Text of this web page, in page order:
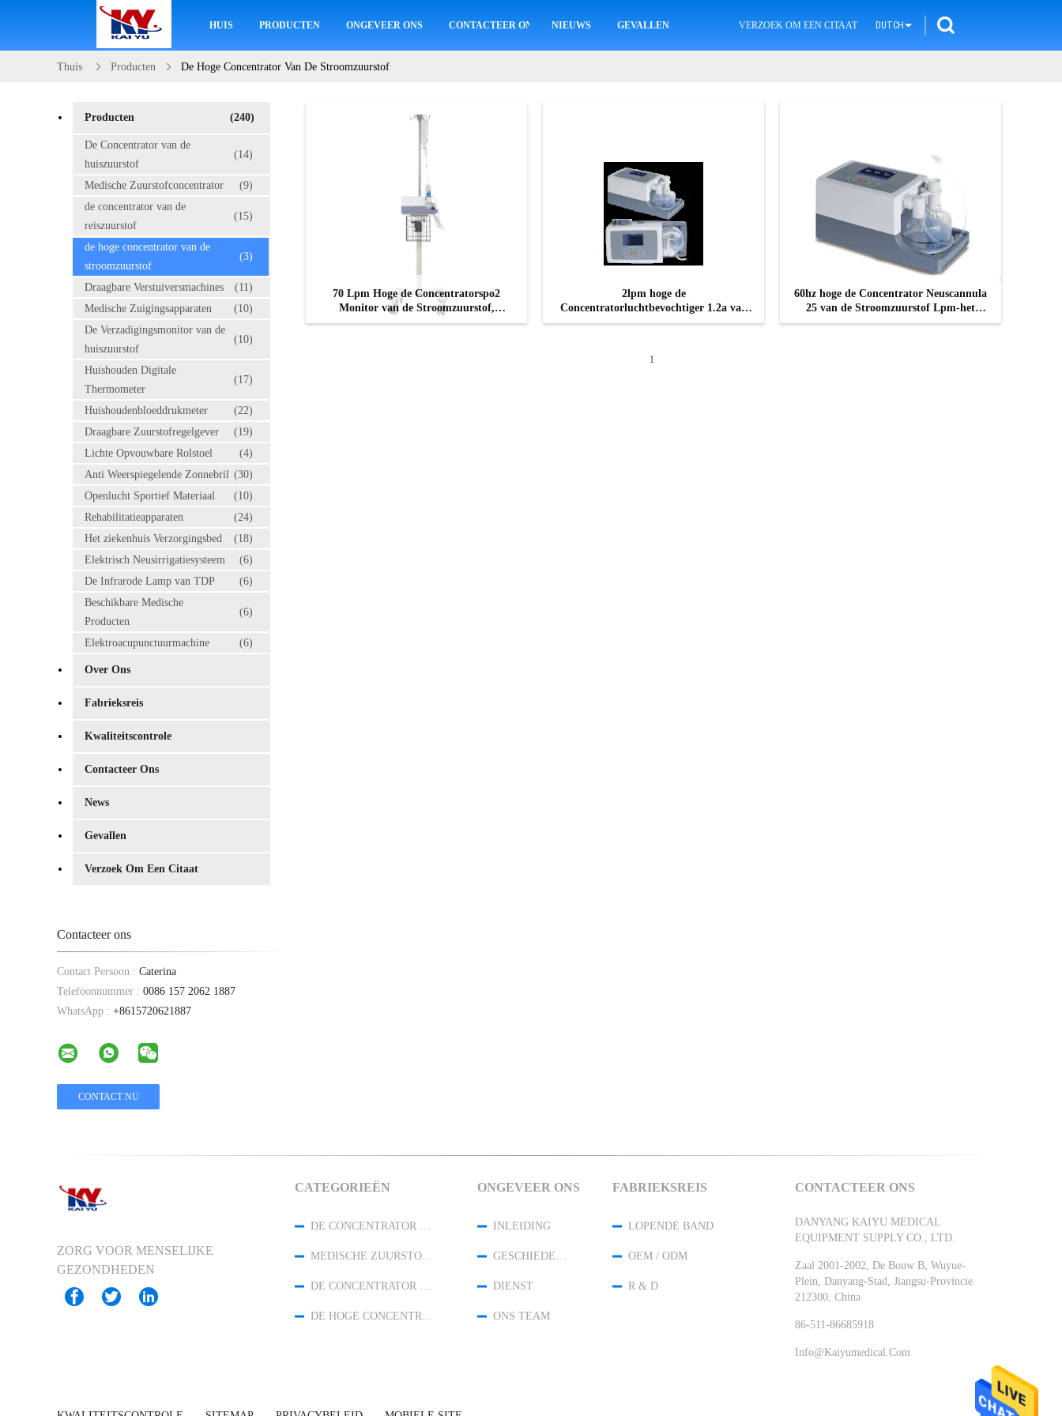
HUIS PRODUCTEN ONGEVEER ONS CONTACTEER ONS NIEUWS GEVALLEN VERZOEK OM EEN CITAAT DUTCH
Thuis Producten De Hoge Concentrator Van De Stroomzuurstof
Producten (240)
De Concentrator van de
huiszuurstof
(14)
Medische Zuurstofconcentrator
(9)
de concentrator van de
reiszuurstof
(15)
de hoge concentrator van de
stroomzuurstof
(3)
Draagbare Verstuiversmachines
(11)
Medische Zuigingsapparaten
(10)
De Verzadigingsmonitor van de
huiszuurstof
(10)
Huishouden Digitale
Thermometer
(17)
Huishoudenbloeddrukmeter
(22)
Draagbare Zuurstofregelgever
(19)
Lichte Opvouwbare Rolstoel
(4)
Anti Weerspiegelende Zonnebril (30)
Openlucht Sportief Materiaal
(10)
Rehabilitatieapparaten
(24)
Het ziekenhuis Verzorgingsbed
(18)
Elektrisch Neusirrigatiesysteem
(6)
De Infrarode Lamp van TDP
(6)
Beschikbare Medische
Producten
(6)
Elektroacupunctuurmachine (6)
Over Ons
Fabrieksreis
Kwaliteitscontrole
Contacteer Ons
News
Gevallen
Verzoek Om Een Citaat
Contacteer ons
Contact Persoon : Caterina
Telefoonnummer : 0086 157 2062 1887
WhatsApp : +8615720621887
70 Lpm Hoge de Concentratorspo2
Monitor van de Stroomzuurstof,
Longontsteking 1 Lpm-
2lpm hoge de
Concentratorluchtbevochtiger 1.2a van
de Stroomzuurstof 220 Volt
60hz hoge de Concentrator Neuscannula
25 van de Stroomzuurstof Lpm-het
Apparaat van de Zuurstoftherapie
1
ZORG VOOR MENSELIJKE
GEZONDHEDEN
CATEGORIEËN
DE CONCENTRATOR VAN DE HUISZUURSTOF
MEDISCHE ZUURSTOFCONCENTRATOR
DE CONCENTRATOR VAN DE REISZUURSTOF
DE HOGE CONCENTRATOR VAN DE STROOMZUURSTOF
ONGEVEER ONS
INLEIDING
GESCHIEDENIS
DIENST
ONS TEAM
FABRIEKSREIS
LOPENDE BAND
OEM / ODM
R & D
CONTACTEER ONS
DANYANG KAIYU MEDICAL
EQUIPMENT SUPPLY CO., LTD.
Zaal 2001-2002, De Bouw B, Wuyue-
Plein, Danyang-Stad, Jiangsu-Provincie
212300, China
86-511-86685918
Info@kaiyumedical.com